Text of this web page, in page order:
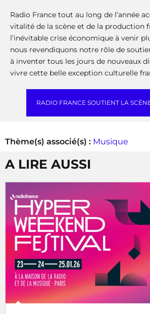
Radio France tout au long de l’année
vitalité de la scène et de la production
l’inévitable crise économique à venir
nous revendiquons notre rôle de
à inventer tous les jours de nouveaux
vivre cette belle exception culturelle
RADIO FRANCE SOUTIENT LA
Thème(s) associé(s) : Musique
A LIRE AUSSI